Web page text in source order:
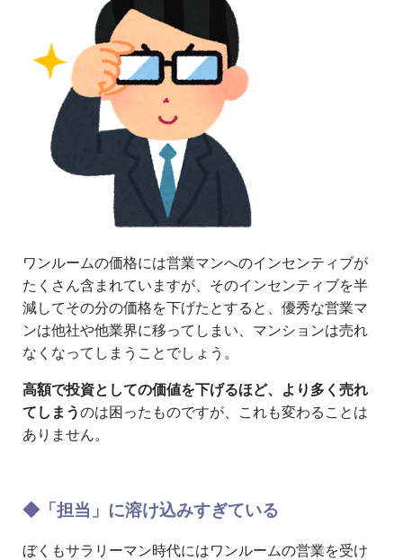
ワンルームの価格には営業マンへのインセンティブが
たくさん含まれていますが、そのインセンティブを半
減してその分の価格を下げたとすると、優秀な営業マ
ンは他社や他業界に移ってしまい、マンションは売れ
なくなってしまうことでしょう。
高額で投資としての価値を下げるほど、より多く売れ
てしまうのは困ったものですが、これも変わることは
ありません。
◆「担当」に溶け込みすぎている
ぼくもサラリーマン時代にはワンルームの営業を受け